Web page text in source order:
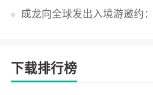
成龙向全球发出入境游邀约：欢迎感受无
下载排行榜